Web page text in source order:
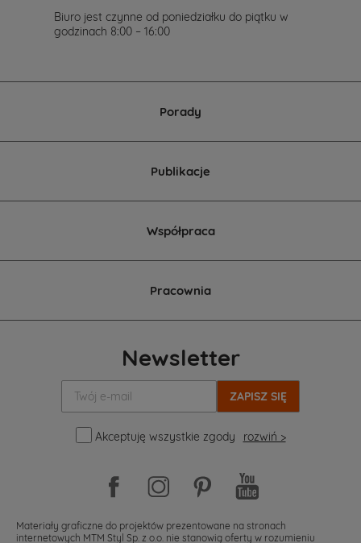
Biuro jest czynne od poniedziałku do piątku w
godzinach 8:00 – 16:00
Porady
Publikacje
Współpraca
Pracownia
Newsletter
mail:
Akceptuję wszystkie zgody
rozwiń >
Materiały graficzne do projektów prezentowane na stronach
internetowych MTM Styl Sp. z o.o. nie stanowią oferty w rozumieniu